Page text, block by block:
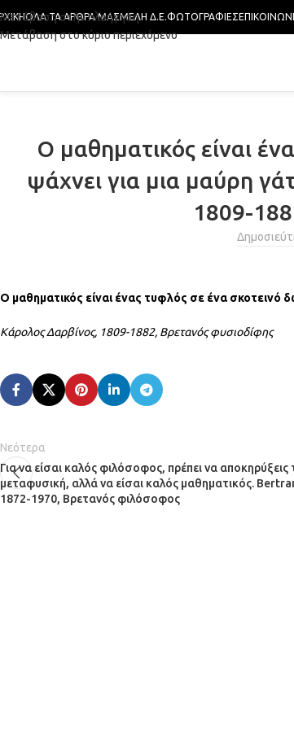
Μετάβαση στην πλοήγηση
Μετάβαση στο κύριο περιεχόμενο
ΌΛΑ ΤΑ ΆΡΘΡΑ ΜΑΣΜΈΛΗ Δ.Ε.ΦΩΤΟΓΡΑΦΊΕΣ
Ο μαθηματικός είναι
ψάχνει για μια μαύρη
1809-
Ο μαθηματικός είναι ένας τυφλός σε ένα σκοτεινό
Κάρολος Δαρβίνος, 1809-1882, Βρετανός φυσιοδίφης
Νεότερα
Για να είσαι καλός φιλόσοφος, πρέπει να αποκηρύξεις
μεταφυσική, αλλά να είσαι καλός μαθηματικός.
1872-1970, Βρετανός φιλόσοφος